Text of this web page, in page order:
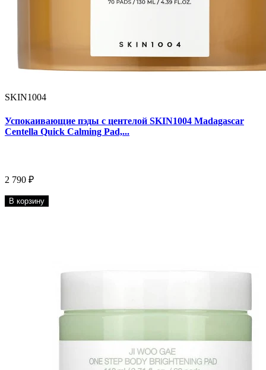
SKIN1004
Успокаивающие пэды с центелой SKIN1004 Madagascar
Centella Quick Calming Pad,...
2 790 ₽
В корзину